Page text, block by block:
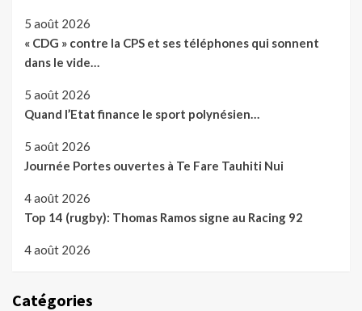
5 août 2026
« CDG » contre la CPS et ses téléphones qui sonnent
dans le vide…
5 août 2026
Quand l’Etat finance le sport polynésien…
5 août 2026
Journée Portes ouvertes à Te Fare Tauhiti Nui
4 août 2026
Top 14 (rugby): Thomas Ramos signe au Racing 92
4 août 2026
Catégories